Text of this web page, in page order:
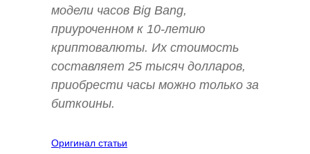
модели часов Big Bang,
приуроченном к 10-летию
криптовалюты. Их стоимость
составляет 25 тысяч долларов,
приобрести часы можно только за
биткоины.
Оригинал статьи